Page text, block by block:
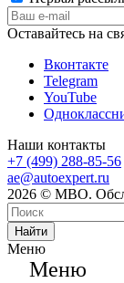
Оставайтесь на
Вконтакте
Telegram
YouTube
Наши контакты
+7 (499) 288-85-56
ae@autoexpert.ru
2026 © МВО.
Найти
Меню
Меню